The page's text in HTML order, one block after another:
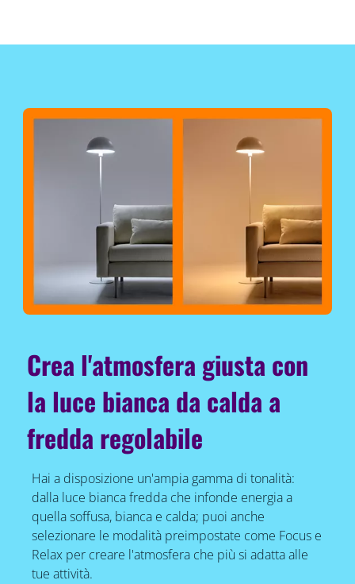
Crea l'atmosfera giusta con
la luce bianca da calda a
fredda regolabile
Hai a disposizione un'ampia gamma di tonalità:
dalla luce bianca fredda che infonde energia a
quella soffusa, bianca e calda; puoi anche
selezionare le modalità preimpostate come Focus e
Relax per creare l'atmosfera che più si adatta alle
tue attività.